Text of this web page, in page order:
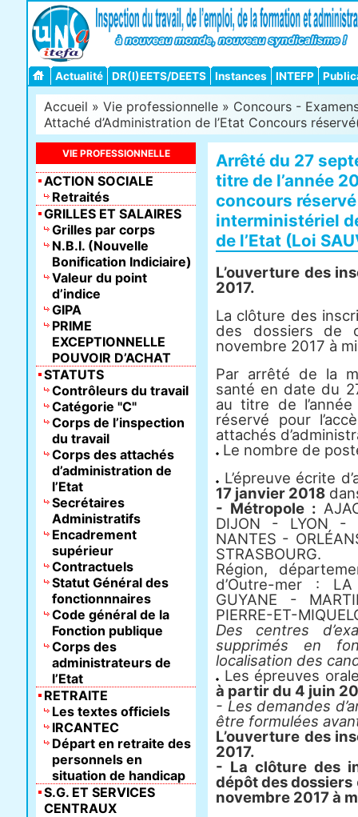
Actualité DR(I)EETS/DEETS Instances INTEFP
Accueil » Vie professionnelle » Concours -
Attaché d’Administration de l’Etat Concours
Arrêté du 27
titre de l’année
concours
interministériel
de l’Etat (Loi
L’ouverture des
2017.
La clôture des
des dossiers de
novembre 2017 à
Par arrêté de la
santé en date du
au titre de l’année
réservé pour
attachés
Le nombre de
L’épreuve écrite
17 janvier 2018
- Métropole :
DIJON - LYON -
NANTES -
STRASBOURG.
Région,
d’Outre-mer :
GUYANE -
PIERRE-ET-
Des centres
supprimés en
localisation des
Les épreuves
à partir du 4 juin
- Les demandes
être formulées
L’ouverture des
2017.
- La clôture des
dépôt des dossiers
novembre 2017 à
VIE PROFESSIONNELLE
ACTION SOCIALE
Retraités
GRILLES ET SALAIRES
Grilles par corps
N.B.I. (Nouvelle
Bonification Indiciaire)
Valeur du point
d’indice
GIPA
PRIME
EXCEPTIONNELLE
POUVOIR D’ACHAT
STATUTS
Contrôleurs du travail
Catégorie "C"
Corps de l’inspection
du travail
Corps des attachés
d’administration de
l’Etat
Secrétaires
Administratifs
Encadrement
supérieur
Contractuels
Statut Général des
fonctionnnaires
Code général de la
Fonction publique
Corps des
administrateurs de
l’Etat
RETRAITE
Les textes officiels
IRCANTEC
Départ en retraite des
personnels en
situation de handicap
S.G. ET SERVICES
CENTRAUX